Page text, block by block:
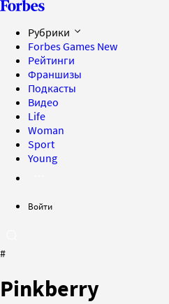
Рубрики
Forbes Games New
Рейтинги
Франшизы
Подкасты
Видео
Life
Woman
Sport
Young
Войти
#
Pinkberry